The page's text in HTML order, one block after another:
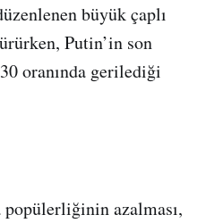
büyük çaplı
Putin’in son
oranında gerilediği
popülerliğinin azalması,